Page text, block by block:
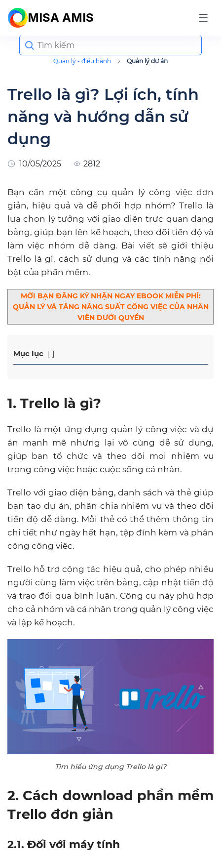
MISA AMIS
Quản lý - điều hành Quản lý dự án
Search
for:
Trello là gì? Lợi ích, tính
năng và hướng dẫn sử
dụng
10/05/2025 2812
Bạn cần một công cụ quản lý công việc đơn
giản, hiệu quả và dễ phối hợp nhóm? Trello là
lựa chọn lý tưởng với giao diện trực quan dạng
bảng, giúp bạn lên kế hoạch, theo dõi tiến độ và
làm việc nhóm dễ dàng. Bài viết sẽ giới thiệu
Trello là gì, cách sử dụng và các tính năng nổi
bật của phần mềm.
MỜI BẠN ĐĂNG KÝ NHẬN NGAY EBOOK MIỄN PHÍ:
QUẢN LÝ VÀ TĂNG NĂNG SUẤT CÔNG VIỆC CỦA NHÂN
VIÊN DƯỚI QUYỀN
Mục lục
1. Trello là gì?
Trello là một ứng dụng quản lý công việc và dự
án mạnh mẽ nhưng lại vô cùng dễ sử dụng,
giúp bạn tổ chức và theo dõi mọi nhiệm vụ
trong công việc hoặc cuộc sống cá nhân.
Trello với giao diện bảng, danh sách và thẻ giúp
bạn tạo dự án, phân chia nhiệm vụ và theo dõi
tiến độ dễ dàng. Mỗi thẻ có thể thêm thông tin
chi tiết như ngày hết hạn, tệp đính kèm và phân
công công việc.
Trello hỗ trợ cộng tác hiệu quả, cho phép nhiều
người cùng làm việc trên bảng, cập nhật tiến độ
và trao đổi qua bình luận. Công cụ này phù hợp
cho cả nhóm và cá nhân trong quản lý công việc
và lập kế hoạch.
Tìm hiểu ứng dụng Trello là gì?
2. Cách download phần mềm
Trello đơn giản
2.1. Đối với máy tính